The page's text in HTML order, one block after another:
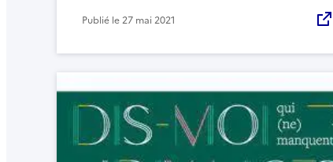
Publié le27 mai 2021